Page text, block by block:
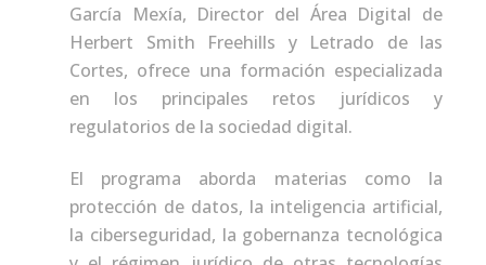
García Mexía, Director del Área Digital de
Herbert Smith Freehills y Letrado de las
Cortes, ofrece una formación especializada
en los principales retos jurídicos y
regulatorios de la sociedad digital.
El programa aborda materias como la
protección de datos, la inteligencia artificial,
la ciberseguridad, la gobernanza tecnológica